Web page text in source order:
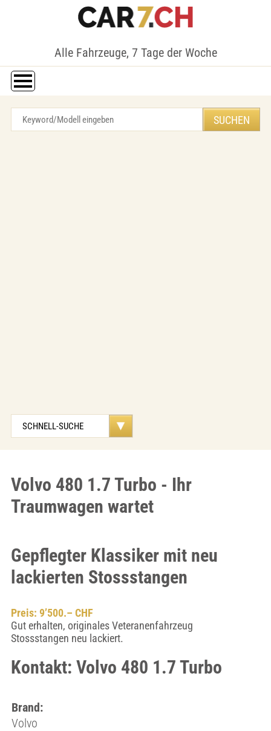
Alle Fahrzeuge, 7 Tage der Woche
Volvo 480 1.7 Turbo - Ihr
Traumwagen wartet
Gepflegter Klassiker mit neu
lackierten Stossstangen
Preis: 9’500.– CHF
Gut erhalten, originales Veteranenfahrzeug
Stossstangen neu lackiert.
Kontakt: Volvo 480 1.7 Turbo
Brand:
Volvo